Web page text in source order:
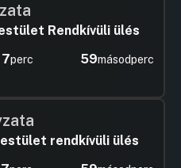
Rendkívüli ülés
7perc 59másodperc
rendkívüli ülés